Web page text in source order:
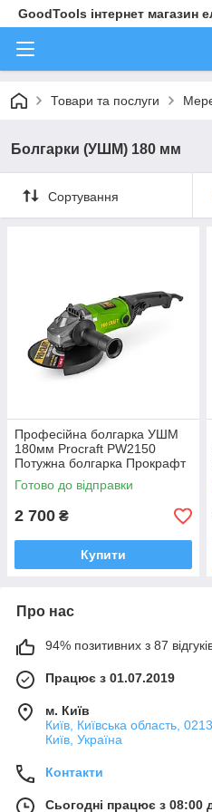
GoodTools інтернет магазин
Товари та послуги
Болгарки (УШМ) 180 мм
Сортування
Професійна болгарка УШМ
180мм Procraft PW2150
Потужна болгарка Прокрафт
з плавним пуском
Готово до відправки
2 700 ₴
Купити
Про нас
94% позитивних з 87
Працює з 01.07.2019
м. Київ
Київ, Київська область,
Київ, Україна
Контакти
Сьогодні працює з 08:00